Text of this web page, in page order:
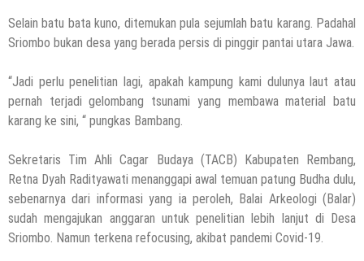
Selain batu bata kuno, ditemukan pula sejumlah batu karang. Padahal
Sriombo bukan desa yang berada persis di pinggir pantai utara Jawa.
“Jadi perlu penelitian lagi, apakah kampung kami dulunya laut atau
pernah terjadi gelombang tsunami yang membawa material batu
karang ke sini, “ pungkas Bambang.
Sekretaris Tim Ahli Cagar Budaya (TACB) Kabupaten Rembang,
Retna Dyah Radityawati menanggapi awal temuan patung Budha dulu,
sebenarnya dari informasi yang ia peroleh, Balai Arkeologi (Balar)
sudah mengajukan anggaran untuk penelitian lebih lanjut di Desa
Sriombo. Namun terkena refocusing, akibat pandemi Covid-19.